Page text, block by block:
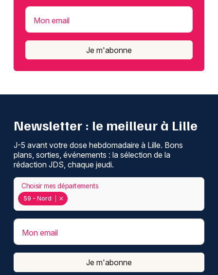
Mon email
Je m'abonne
Newsletter : le meilleur à Lille
J-5 avant votre dose hebdomadaire à Lille. Bons
plans, sorties, événements : la sélection de la
rédaction JDS, chaque jeudi.
59 - Nord
Choisir mes départements
Mon email
Je m'abonne